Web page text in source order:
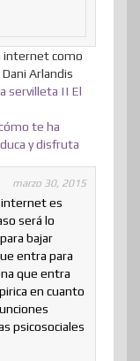
internet como
Arlandis
servilleta || El
te ha
y disfruta
marzo 30, 2015
internet es
será lo
bajar
entra para
que entra
en cuanto
psicosociales